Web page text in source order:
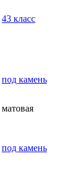
43 класс
под камень
матовая
под камень